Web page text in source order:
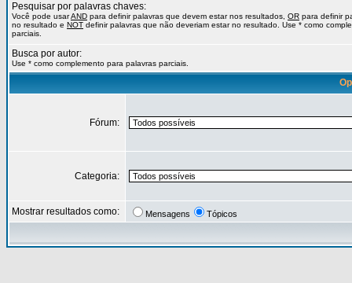
Pesquisar por palavras chaves:
Você pode usarAND para definir palavras que devem estar nos resultados, OR para definir
no resultado e NOT definir palavras que não deveriam estar no resultado. Use * como
parciais.
Busca por autor:
Use * como complemento para palavras parciais.
Fórum:
Categoria:
Mostrar resultados como: Mensagens Tópicos